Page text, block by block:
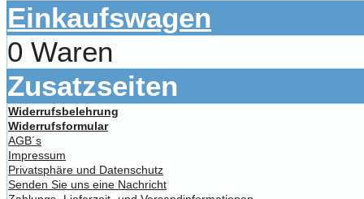
Einkaufswagen
0 Waren
Zusatzseiten
Widerrufsbelehrung
Widerrufsformular
AGB´s
Impressum
Privatsphäre und Datenschutz
Senden Sie uns eine Nachricht